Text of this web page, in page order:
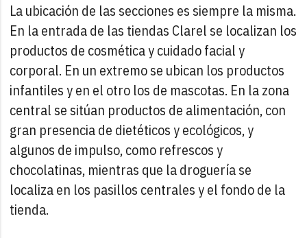
La ubicación de las secciones es siempre la misma.
En la entrada de las tiendas Clarel se localizan los
productos de cosmética y cuidado facial y
corporal. En un extremo se ubican los productos
infantiles y en el otro los de mascotas. En la zona
central se sitúan productos de alimentación, con
gran presencia de dietéticos y ecológicos, y
algunos de impulso, como refrescos y
chocolatinas, mientras que la droguería se
localiza en los pasillos centrales y el fondo de la
tienda.